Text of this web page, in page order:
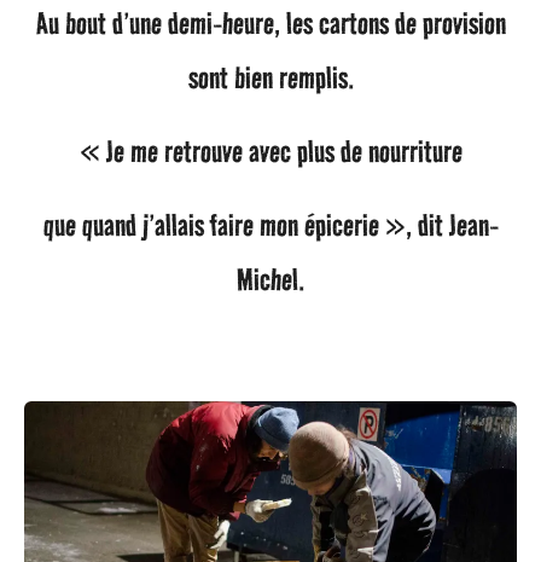
Au bout d’une demi-heure, les cartons de provision
sont bien remplis.
« Je me retrouve avec plus de nourriture
que quand j’allais faire mon épicerie », dit Jean-
Michel.